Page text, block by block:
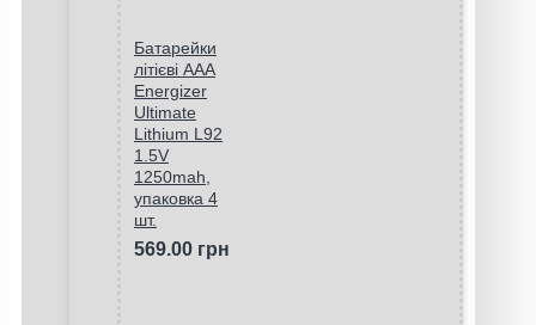
Батарейки
літієві ААA
Energizer
Ultimate
Lithium L92
1.5V
1250mah,
упаковка 4
шт.
569.00 грн